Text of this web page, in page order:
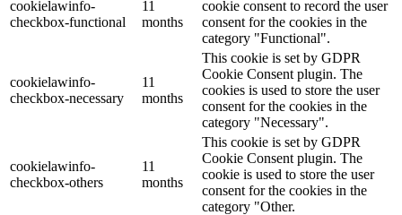
cookielawinfo-
checkbox-functional
11
months
cookie consent to record the user
consent for the cookies in the
category "Functional".
cookielawinfo-
checkbox-necessary
11
months
This cookie is set by GDPR
Cookie Consent plugin. The
cookies is used to store the user
consent for the cookies in the
category "Necessary".
cookielawinfo-
checkbox-others
11
months
This cookie is set by GDPR
Cookie Consent plugin. The
cookie is used to store the user
consent for the cookies in the
category "Other.